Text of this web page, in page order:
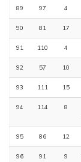
89 97 4
90 81 17
91 110 4
92 57 10
93 111 15
94 114 8
95 86 12
96 91 9